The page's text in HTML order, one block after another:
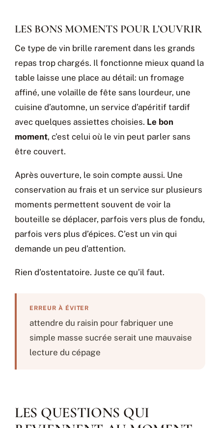
LES BONS MOMENTS POUR L’OUVRIR
Ce type de vin brille rarement dans les grands
repas trop chargés. Il fonctionne mieux quand la
table laisse une place au détail: un fromage
affiné, une volaille de fête sans lourdeur, une
cuisine d’automne, un service d’apéritif tardif
avec quelques assiettes choisies. Le bon
moment, c’est celui où le vin peut parler sans
être couvert.
Après ouverture, le soin compte aussi. Une
conservation au frais et un service sur plusieurs
moments permettent souvent de voir la
bouteille se déplacer, parfois vers plus de fondu,
parfois vers plus d’épices. C’est un vin qui
demande un peu d’attention.
Rien d’ostentatoire. Juste ce qu’il faut.
ERREUR À ÉVITER
attendre du raisin pour fabriquer une
simple masse sucrée serait une mauvaise
lecture du cépage
LES QUESTIONS QUI